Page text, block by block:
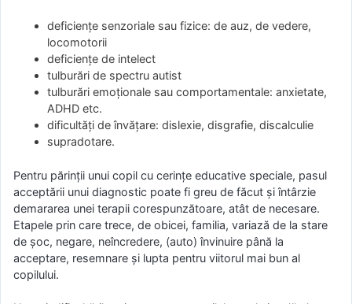
deficienţe senzoriale sau fizice: de auz, de vedere,
locomotorii
deficienţe de intelect
tulburări de spectru autist
tulburări emoţionale sau comportamentale: anxietate,
ADHD etc.
dificultăţi de învățare: dislexie, disgrafie, discalculie
supradotare.
Pentru părinţii unui copil cu cerinţe educative speciale, pasul
acceptării unui diagnostic poate fi greu de făcut şi întârzie
demararea unei terapii corespunzătoare, atât de necesare.
Etapele prin care trece, de obicei, familia, variază de la stare
de şoc, negare, neîncredere, (auto) învinuire până la
acceptare, resemnare şi lupta pentru viitorul mai bun al
copilului.